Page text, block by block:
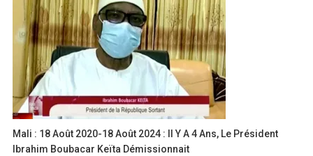
Mali : 18 Août 2020-18 Août 2024 : Il Y A 4 Ans, Le Président
Ibrahim Boubacar Keïta Démissionnait